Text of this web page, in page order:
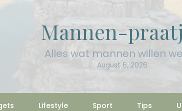
Mannen-
Alles wat mannen willen
August 6, 2026
Lifestyle Sport Tips